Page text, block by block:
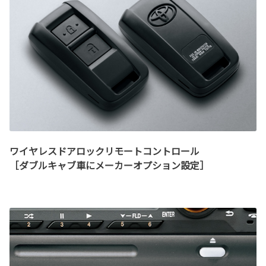
ワイヤレスドアロックリモートコントロール
［ダブルキャブ車にメーカーオプション設定］